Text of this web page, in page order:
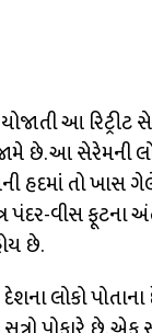
આ રિટ્રીટ
છે. આ સેરેમની
હદમાં તો ખાસ
વીસ ફૂટના
છે.
લોકો